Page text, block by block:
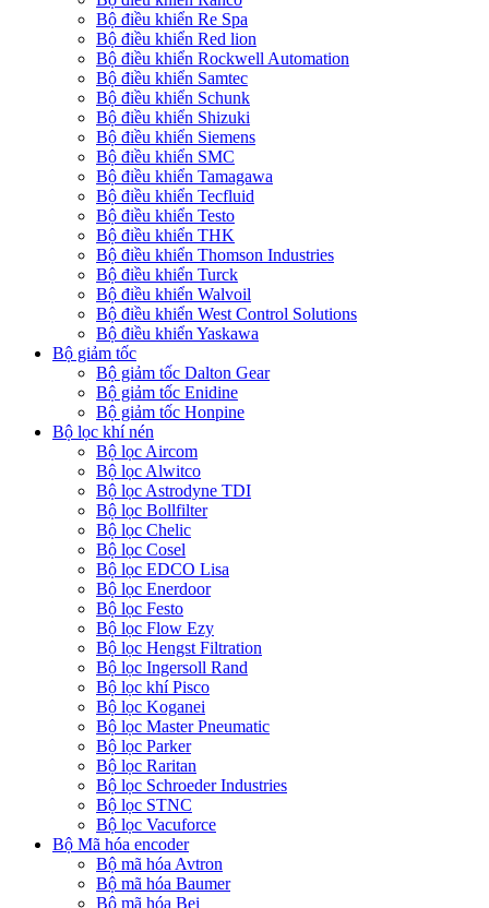
Bộ điều khiển Re Spa
Bộ điều khiển Red lion
Bộ điều khiển Rockwell Automation
Bộ điều khiển Samtec
Bộ điều khiển Schunk
Bộ điều khiển Shizuki
Bộ điều khiển Siemens
Bộ điều khiển SMC
Bộ điều khiển Tamagawa
Bộ điều khiển Tecfluid
Bộ điều khiển Testo
Bộ điều khiển THK
Bộ điều khiển Thomson Industries
Bộ điều khiển Turck
Bộ điều khiển Walvoil
Bộ điều khiển West Control Solutions
Bộ điều khiển Yaskawa
Bộ giảm tốc
Bộ giảm tốc Dalton Gear
Bộ giảm tốc Enidine
Bộ giảm tốc Honpine
Bộ lọc khí nén
Bộ lọc Aircom
Bộ lọc Alwitco
Bộ lọc Astrodyne TDI
Bộ lọc Bollfilter
Bộ lọc Chelic
Bộ lọc Cosel
Bộ lọc EDCO Lisa
Bộ lọc Enerdoor
Bộ lọc Festo
Bộ lọc Flow Ezy
Bộ lọc Hengst Filtration
Bộ lọc Ingersoll Rand
Bộ lọc khí Pisco
Bộ lọc Koganei
Bộ lọc Master Pneumatic
Bộ lọc Parker
Bộ lọc Raritan
Bộ lọc Schroeder Industries
Bộ lọc STNC
Bộ lọc Vacuforce
Bộ Mã hóa encoder
Bộ mã hóa Avtron
Bộ mã hóa Baumer
Bộ mã hóa Bei